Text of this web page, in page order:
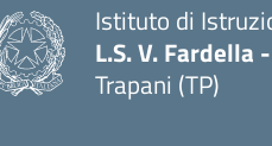
Istituto di
L.S. V. Fardella
Trapani (TP)